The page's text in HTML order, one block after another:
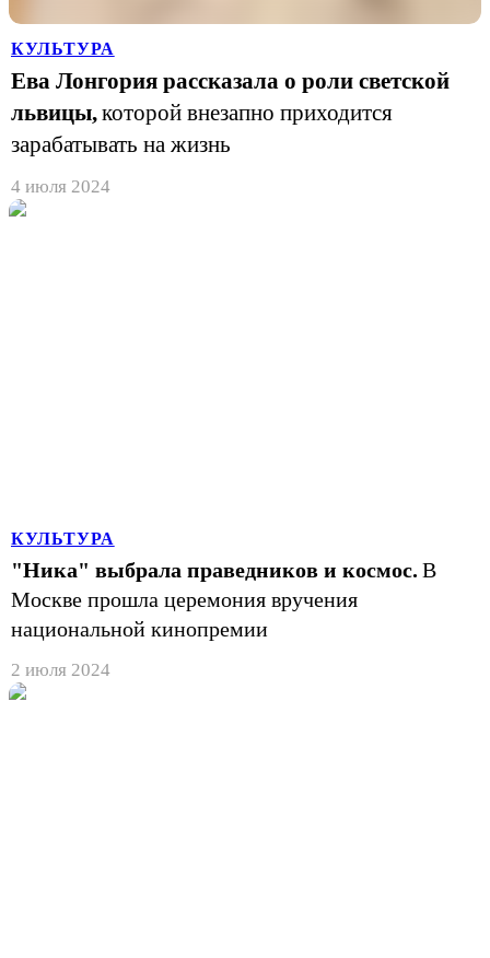
КУЛЬТУРА
Ева Лонгория рассказала о роли светской
львицы,которой внезапно приходится
зарабатывать на жизнь
4 июля 2024
КУЛЬТУРА
"Ника" выбрала праведников и космос. В
Москве прошла церемония вручения
национальной кинопремии
2 июля 2024